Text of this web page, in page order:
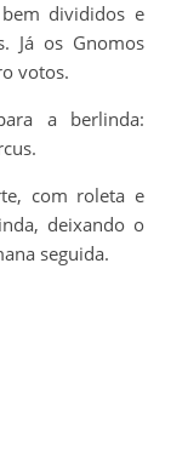
divididos e
Já os Gnomos
votos.
a berlinda:
com roleta e
deixando o
seguida.